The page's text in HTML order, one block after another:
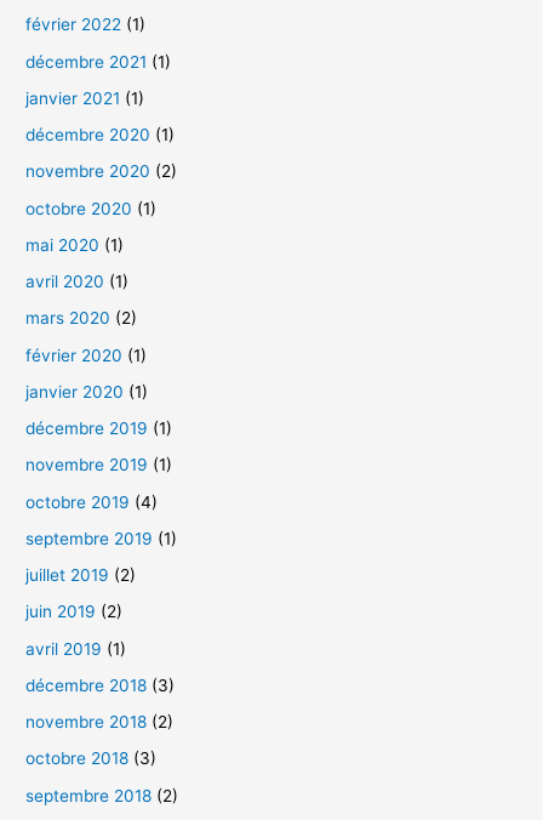
h
février 2022 (1)
décembre 2021 (1)
janvier 2021 (1)
décembre 2020 (1)
novembre 2020 (2)
octobre 2020 (1)
mai 2020 (1)
avril 2020 (1)
mars 2020 (2)
février 2020 (1)
janvier 2020 (1)
décembre 2019 (1)
novembre 2019 (1)
octobre 2019 (4)
septembre 2019 (1)
juillet 2019 (2)
juin 2019 (2)
avril 2019 (1)
décembre 2018 (3)
novembre 2018 (2)
octobre 2018 (3)
septembre 2018 (2)